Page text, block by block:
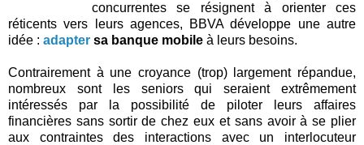
concurrentes se résignent à orienter ces
réticents vers leurs agences, BBVA développe une autre
idée : adapter sa banque mobile à leurs besoins.
Contrairement à une croyance (trop) largement répandue,
nombreux sont les seniors qui seraient extrêmement
intéressés par la possibilité de piloter leurs affaires
financières sans sortir de chez eux et sans avoir à se plier
aux contraintes des interactions avec un interlocuteur